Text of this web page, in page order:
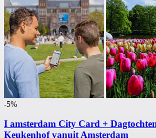
-5%
I amsterdam City Card +
Keukenhof vanuit Amsterdam